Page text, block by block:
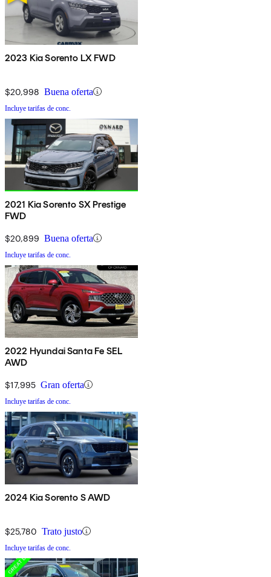
2023 Kia Sorento LX FWD
$20,998 Buena oferta
Incluye tarifas de conc.
2021 Kia Sorento SX Prestige
FWD
$20,899 Buena oferta
Incluye tarifas de conc.
2022 Hyundai Santa Fe SEL
AWD
$17,995 Gran oferta
Incluye tarifas de conc.
2024 Kia Sorento S AWD
$25,780 Trato justo
Incluye tarifas de conc.